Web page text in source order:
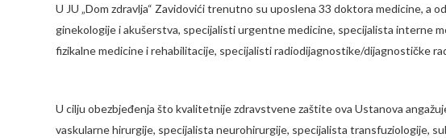
U JU „Dom zdravlja“ Zavidovići trenutno su uposlena 33 doktora medicine,
ginekologije i akušerstva, specijalisti urgentne medicine, specijalista interne
fizikalne medicine i rehabilitacije, specijalisti radiodijagnostike/dijagnostičke
U cilju obezbjeđenja što kvalitetnije zdravstvene zaštite ova Ustanova
vaskularne hirurgije, specijalista neurohirurgije, specijalista transfuziologije,